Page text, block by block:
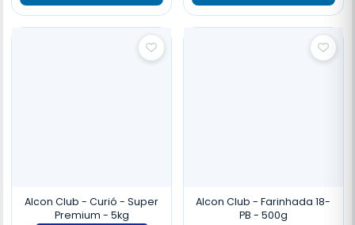
Alcon Club - Curió - Super
Premium - 5kg
Alcon Club - Farinhada 18-
PB - 500g